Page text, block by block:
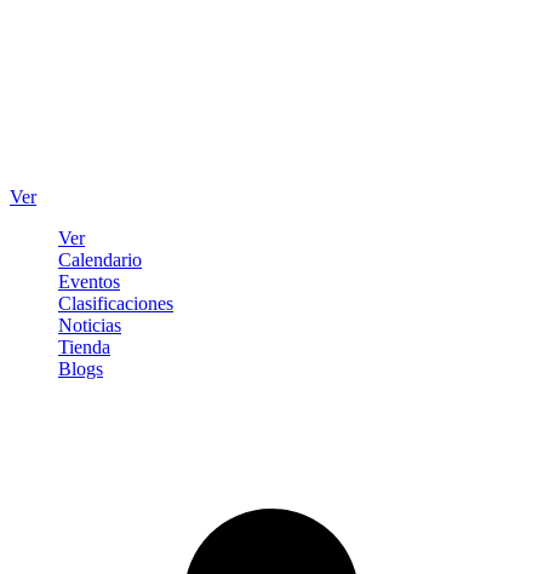
Ver
Ver
Calendario
Eventos
Clasificaciones
Noticias
Tienda
Blogs